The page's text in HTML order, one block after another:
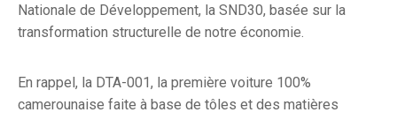
Nationale de Développement, la SND30, basée sur la
transformation structurelle de notre économie.
En rappel, la DTA-001, la première voiture 100%
camerounaise faite à base de tôles et des matières